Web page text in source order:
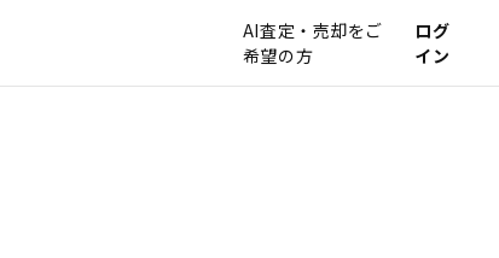
AI査定・売却をご
希望の方
ログ
イン